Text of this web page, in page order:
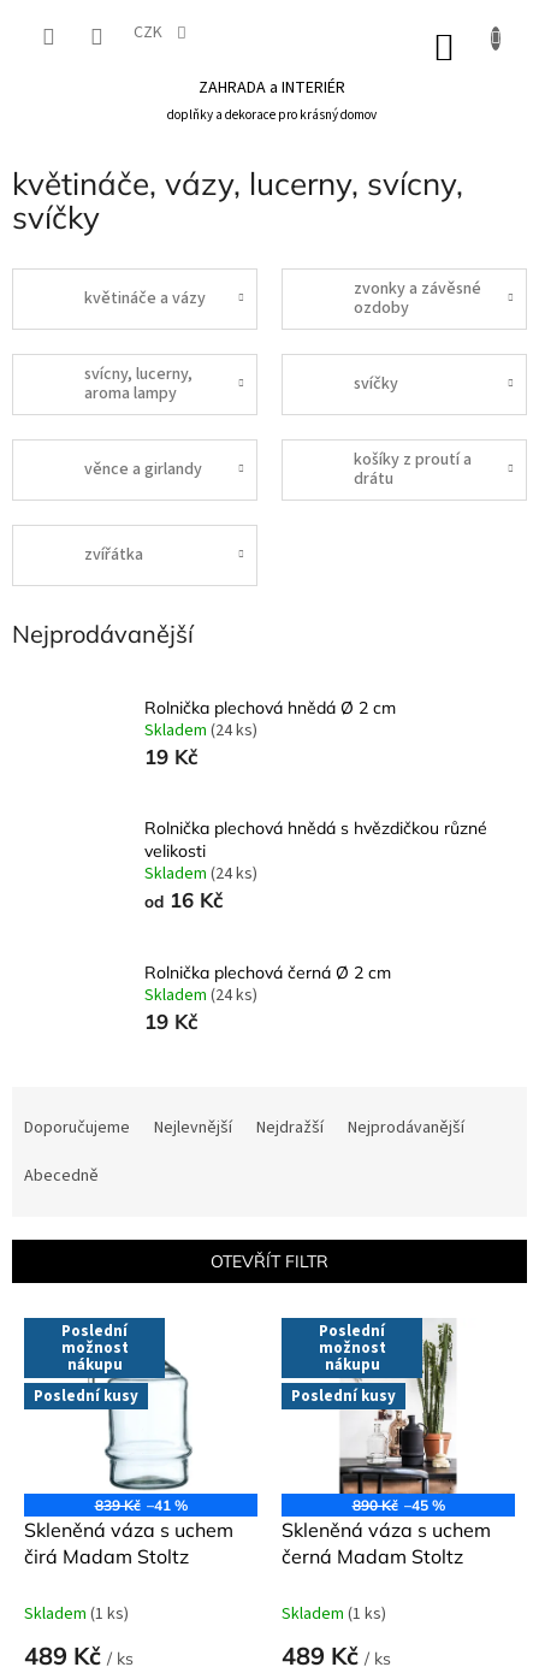
CZK
ZAHRADA a INTERIÉR
doplňky a dekorace pro krásný domov
květináče, vázy, lucerny, svícny,
svíčky
květináče a vázy
zvonky a závěsné
ozdoby
svícny, lucerny,
aroma lampy
svíčky
věnce a girlandy
košíky z proutí a
drátu
zvířátka
Nejprodávanější
Rolnička plechová hnědá Ø 2 cm
Skladem (24 ks)
19 Kč
Rolnička plechová hnědá s hvězdičkou různé
velikosti
Skladem (24 ks)
od 16 Kč
Rolnička plechová černá Ø 2 cm
Skladem (24 ks)
19 Kč
a
r
Doporučujeme Nejlevnější Nejdražší
Nejprodávanější
Abecedně
OTEVŘÍT FILTR
V
p
u
Poslední
možnost
nákupu
Poslední kusy
839 Kč –41 %
Skleněná váza s uchem
čirá Madam Stoltz
Skladem (1 ks)
489 Kč / ks
Poslední
možnost
nákupu
Poslední kusy
890 Kč –45 %
Skleněná váza s uchem
černá Madam Stoltz
Skladem (1 ks)
489 Kč / ks